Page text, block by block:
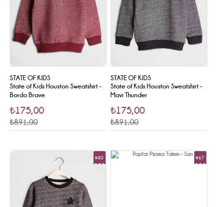
STATE OF KIDS
State of Kids Houston Sweatshirt -
Bordo Brave
₺175,00
₺891,00
STATE OF KIDS
State of Kids Houston Sweatshirt -
Mavi Thunder
₺175,00
₺891,00
%80 %67